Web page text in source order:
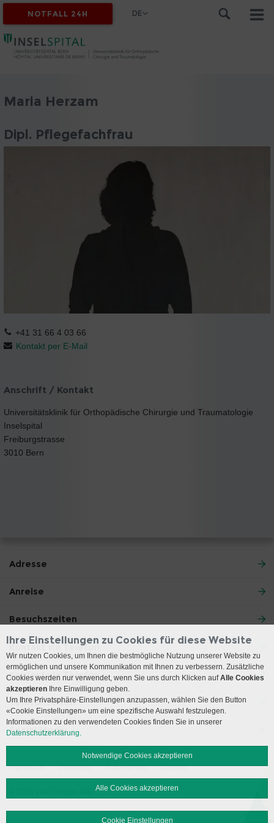
NOTFALL 24H DE
Maria Herzam
Dipl. Pflegefachfrau
+41 31 66 4 03 66
Kontakt per E-Mail
Anschrift / Kontakt
Universitätsklinik für Orthopädische Chirurgie und Traumatologie
Inselspital
Freiburgstrasse
3010 Bern
Adresse
Anreise
Besuchszeiten
Kontakt via Telefon
Kontakt via Telefon
Telefonzeiten
Social Media
Impressum Disclaimer Datenschutz Sitemap
Ihre Einstellungen zu Cookies für diese Website
Wir nutzen Cookies, um Ihnen die bestmögliche Nutzung unserer Website zu
ermöglichen und unsere Kommunikation mit Ihnen zu verbessern. Zusätzliche
Cookies werden nur verwendet, wenn Sie uns durch Klicken aufAlle Cookies
akzeptieren Ihre Einwilligung geben.
Um Ihre Privatsphäre-Einstellungen anzupassen, wählen Sie den Button
«Cookie Einstellungen» um eine spezifische Auswahl festzulegen.
Informationen zu den verwendeten Cookies finden Sie in unserer
Datenschutzerklärung.
Notwendige Cookies akzeptieren
Alle Cookies akzeptieren
Cookie Einstellungen